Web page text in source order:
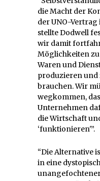
die Macht der
der UNO-Vertrag
stellte Dodwell
wir damit
Möglichkeiten
Waren und
produzieren und
brauchen. Wir
wegkommen,
Unternehmen
die Wirtschaft
‘funktionieren'”.
“Die Alternative
in eine